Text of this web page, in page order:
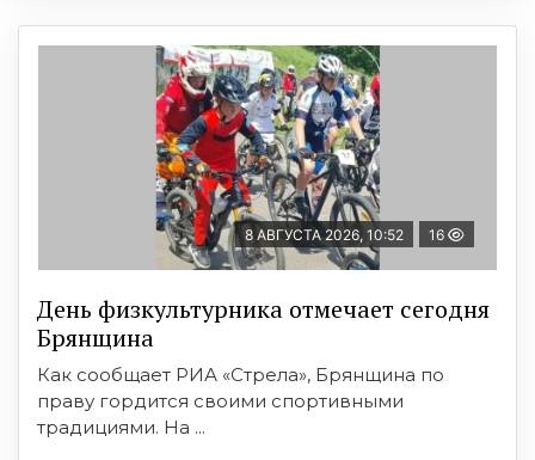
8 АВГУСТА 2026, 10:52 16
День физкультурника отмечает сегодня
Брянщина
Как сообщает РИА «Стрела», Брянщина по
праву гордится своими спортивными
традициями. На ...